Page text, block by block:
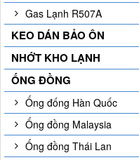
Gas Lạnh R507A
KEO DÁN BẢO ÔN
NHỚT KHO LẠNH
ỐNG ĐỒNG
Ống đống Hàn Quốc
Ống đồng Malaysia
Ống đồng Thái Lan